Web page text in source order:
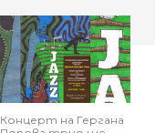
Концерт на Гергана